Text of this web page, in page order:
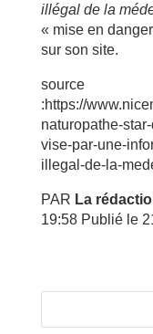
illégal de la
« mise en
sur son site.
source
:https://
naturopathe-
vise-par-une-
illegal-de-la-
PAR La
19:58 Publié le